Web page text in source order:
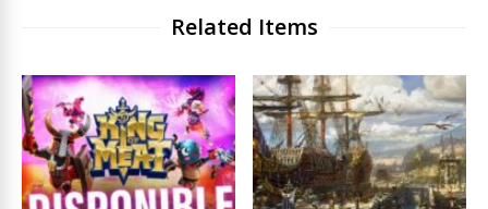
Related Items